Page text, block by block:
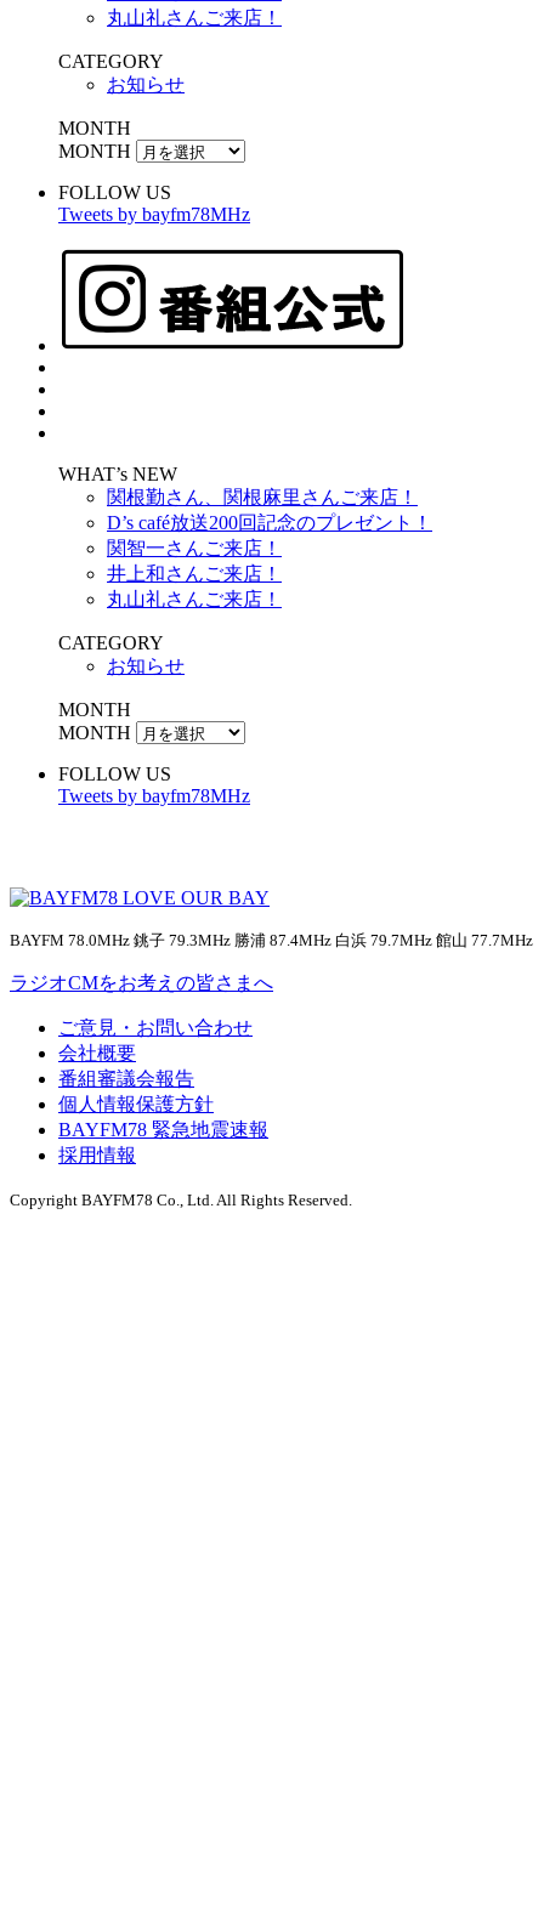
丸山礼さんご来店！
CATEGORY
お知らせ
MONTH
MONTH
FOLLOW US
Tweets by bayfm78MHz
WHAT’s NEW
関根勤さん、関根麻里さんご来店！
D’s café放送200回記念のプレゼント！
関智一さんご来店！
井上和さんご来店！
丸山礼さんご来店！
CATEGORY
お知らせ
MONTH
MONTH
FOLLOW US
Tweets by bayfm78MHz
BAYFM 78.0MHz 銚子 79.3MHz 勝浦 87.4MHz 白浜 79.7MHz 館山 77.7MHz
ラジオCMをお考えの皆さまへ
ご意見・お問い合わせ
会社概要
番組審議会報告
個人情報保護方針
BAYFM78 緊急地震速報
採用情報
Copyright BAYFM78 Co., Ltd. All Rights Reserved.